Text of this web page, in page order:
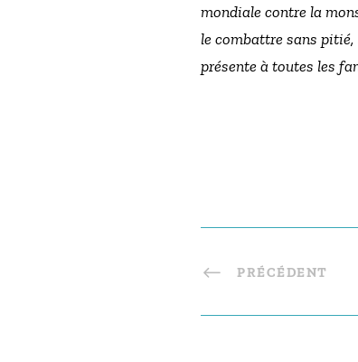
mondiale contre la
le combattre sans pitié,
présente à toutes les
PRÉCÉDENT